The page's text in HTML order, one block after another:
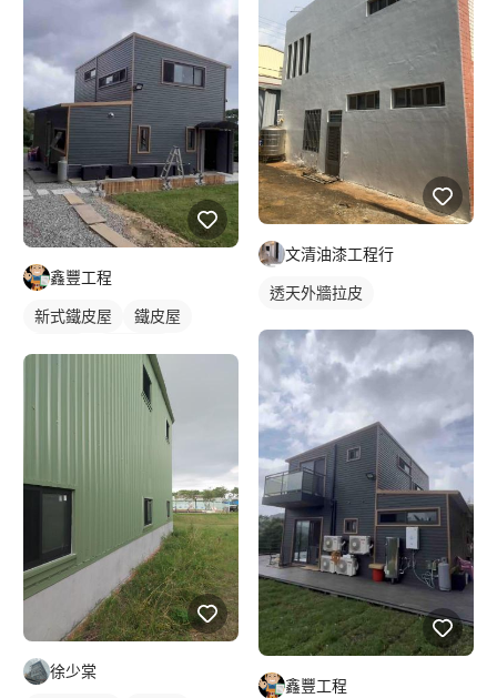
鑫豐工程
新式鐵皮屋
鐵皮屋
徐少棠
文清油漆工程行
透天外牆拉皮
鑫豐工程